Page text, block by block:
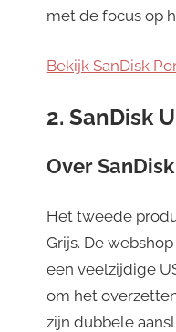
met de focus op
Bekijk SanDisk
2. SanDisk
Over
Het tweede
Grijs. De
een veelzijdige
om het
zijn dubbele